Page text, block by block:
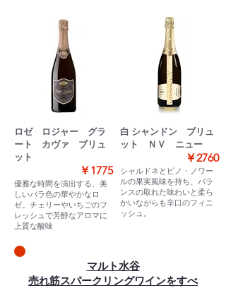
ロゼ ロジャー グラ
ート カヴァ ブリュ
ット
￥1775
優雅な時間を演出する、美
しいバラ色の華やかなロ
ゼ。チェリーやいちごのフ
レッシュで芳醇なアロマに
上質な酸味
白 シャンドン ブリュ
ット ＮＶ ニュー
￥2760
シャルドネとピノ・ノワー
ルの果実風味を持ち、バラ
ンスの取れた味わいと柔ら
かいながらも辛口のフィニ
ッシュ。
​マルト水谷
売れ筋スパークリングワインをすべ